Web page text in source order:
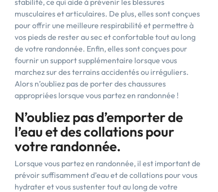
stabilité, ce qui aide à prévenir les blessures
musculaires et articulaires. De plus, elles sont conçues
pour offrir une meilleure respirabilité et permettre à
vos pieds de rester au sec et confortable tout au long
de votre randonnée. Enfin, elles sont conçues pour
fournir un support supplémentaire lorsque vous
marchez sur des terrains accidentés ou irréguliers.
Alors n’oubliez pas de porter des chaussures
appropriées lorsque vous partez en randonnée !
N’oubliez pas d’emporter de
l’eau et des collations pour
votre randonnée.
Lorsque vous partez en randonnée, il est important de
prévoir suffisamment d’eau et de collations pour vous
hydrater et vous sustenter tout au long de votre